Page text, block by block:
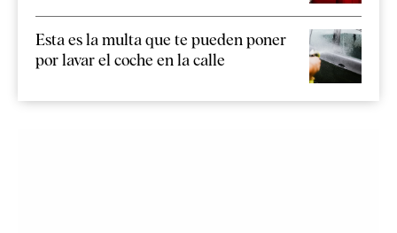
Esta es la multa que te pueden poner
por lavar el coche en la calle